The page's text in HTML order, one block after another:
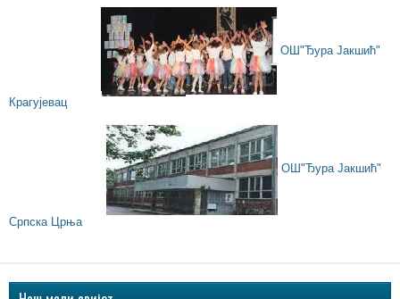
ОШ"Ђура Јакшић"
Крагујевац
ОШ"Ђура Јакшић"
Српска Црња